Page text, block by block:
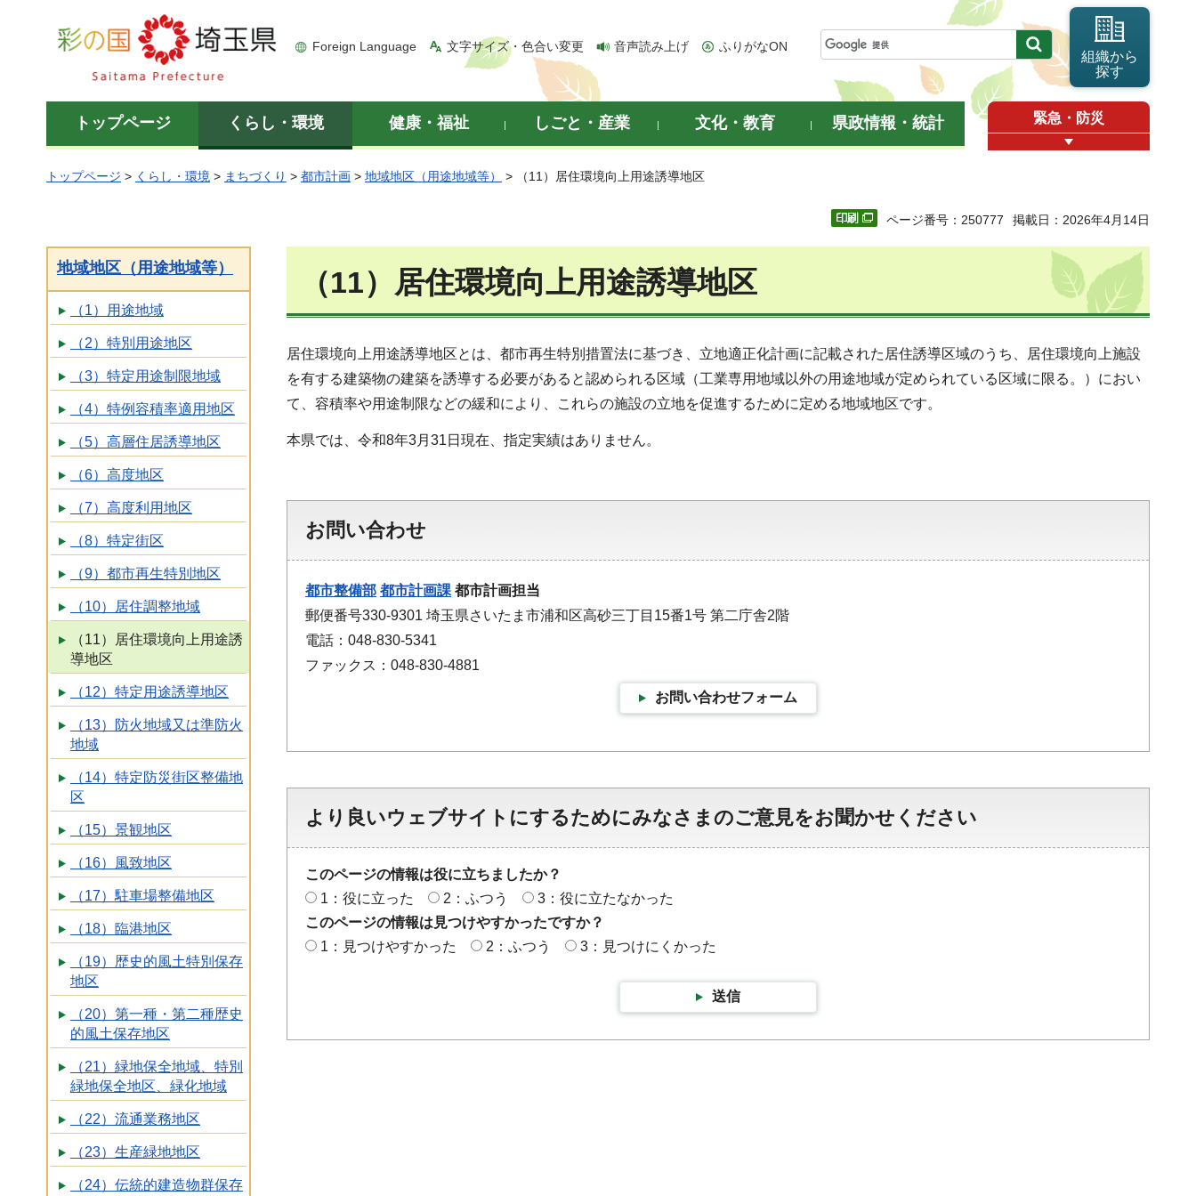
彩の国 埼玉県
Foreign Language 文字サイズ・色合い変更 音声読み上げ ふりがなON
組織から
探す
トップページ くらし・環境 健康・福祉 しごと・産業 文化・教育 県政情報・統計 緊急・防災
トップページ > くらし・環境 > まちづくり > 都市計画 > 地域地区（用途地域等） > （11）居住環境向上用途誘導地区
ページ番号：250777 掲載日：2026年4月14日
地域地区（用途地域等）
（1）用途地域
（2）特別用途地区
（3）特定用途制限地域
（4）特例容積率適用地区
（5）高層住居誘導地区
（6）高度地区
（7）高度利用地区
（8）特定街区
（9）都市再生特別地区
（10）居住調整地域
（11）居住環境向上用途誘
導地区
（12）特定用途誘導地区
（13）防火地域又は準防火
地域
（14）特定防災街区整備地
区
（15）景観地区
（16）風致地区
（17）駐車場整備地区
（18）臨港地区
（19）歴史的風土特別保存
地区
（20）第一種・第二種歴史
的風土保存地区
（21）緑地保全地域、特別
緑地保全地区、緑化地域
（22）流通業務地区
（23）生産緑地地区
（24）伝統的建造物群保存
（11）居住環境向上用途誘導地区
居住環境向上用途誘導地区とは、都市再生特別措置法に基づき、立地適正化計画に記載された居住誘導区域のうち、居住環境向上施設
を有する建築物の建築を誘導する必要があると認められる区域（工業専用地域以外の用途地域が定められている区域に限る。）におい
て、容積率や用途制限などの緩和により、これらの施設の立地を促進するために定める地域地区です。
本県では、令和8年3月31日現在、指定実績はありません。
お問い合わせ
都市整備部 都市計画課 都市計画担当
郵便番号330-9301 埼玉県さいたま市浦和区高砂三丁目15番1号 第二庁舎2階
電話：048-830-5341
ファックス：048-830-4881
お問い合わせフォーム
より良いウェブサイトにするためにみなさまのご意見をお聞かせください
このページの情報は役に立ちましたか？
1：役に立った
2：ふつう
3：役に立たなかった
このページの情報は見つけやすかったですか？
1：見つけやすかった
2：ふつう 3：見つけにくかった
送信